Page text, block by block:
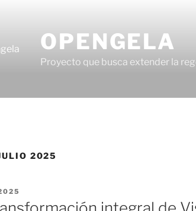
OPENGELA
Proyecto que busca extender la
2025